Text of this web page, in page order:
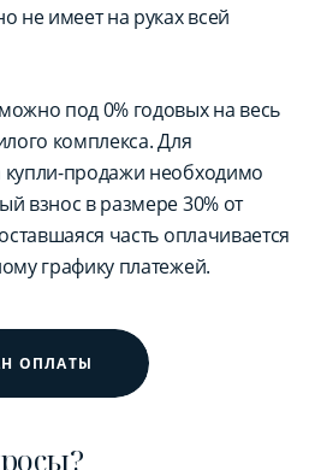
не имеет на руках всей
под 0% годовых на весь
комплекса. Для
продажи необходимо
взнос в размере 30% от
часть оплачивается
графику платежей.
ОПЛАТЫ